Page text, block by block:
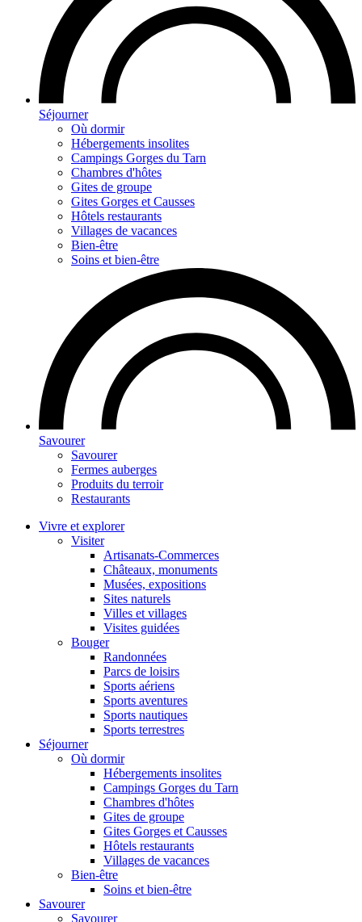
Séjourner
Où dormir
Hébergements insolites
Campings Gorges du Tarn
Chambres d'hôtes
Gites de groupe
Gites Gorges et Causses
Hôtels restaurants
Villages de vacances
Bien-être
Soins et bien-être
Savourer
Savourer
Fermes auberges
Produits du terroir
Restaurants
Vivre et explorer
Visiter
Artisanats-Commerces
Châteaux, monuments
Musées, expositions
Sites naturels
Villes et villages
Visites guidées
Bouger
Randonnées
Parcs de loisirs
Sports aériens
Sports aventures
Sports nautiques
Sports terrestres
Séjourner
Où dormir
Hébergements insolites
Campings Gorges du Tarn
Chambres d'hôtes
Gites de groupe
Gites Gorges et Causses
Hôtels restaurants
Villages de vacances
Bien-être
Soins et bien-être
Savourer
Savourer